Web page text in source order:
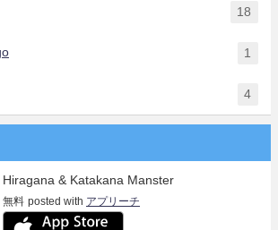
18
1
4
Hiragana & Katakana Manster
無料 posted with アプリーチ